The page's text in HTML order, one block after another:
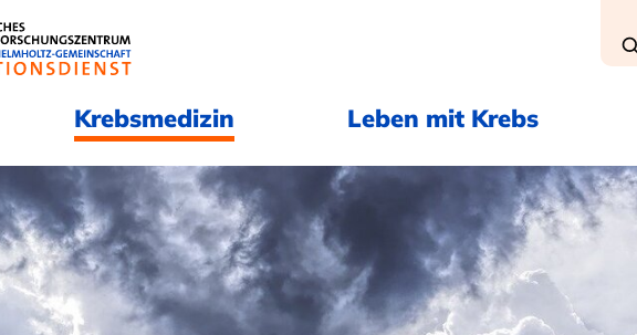
Krebsmedizin Leben mit Krebs